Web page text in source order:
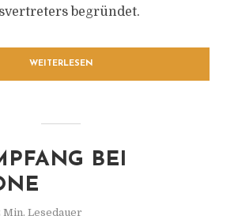
begründet.
WEITERLESEN
BEI
Min. Lesedauer